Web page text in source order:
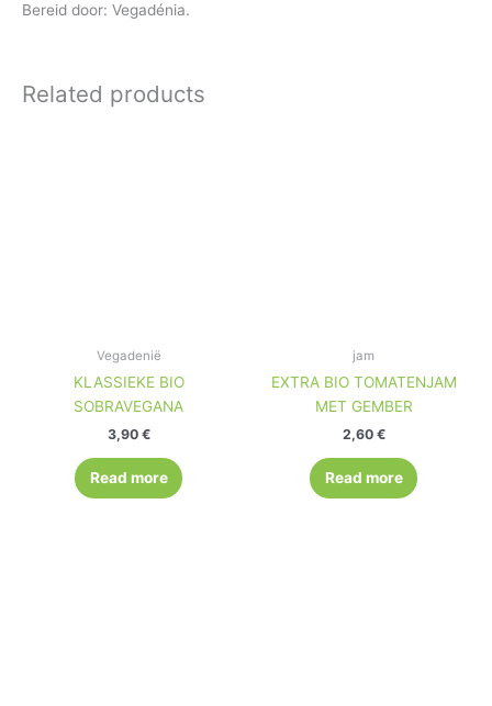
Bereid door: Vegadénia.
Related products
Vegadenië
KLASSIEKE BIO
SOBRAVEGANA
3,90 €
Read more
jam
EXTRA BIO TOMATENJAM
MET GEMBER
2,60 €
Read more